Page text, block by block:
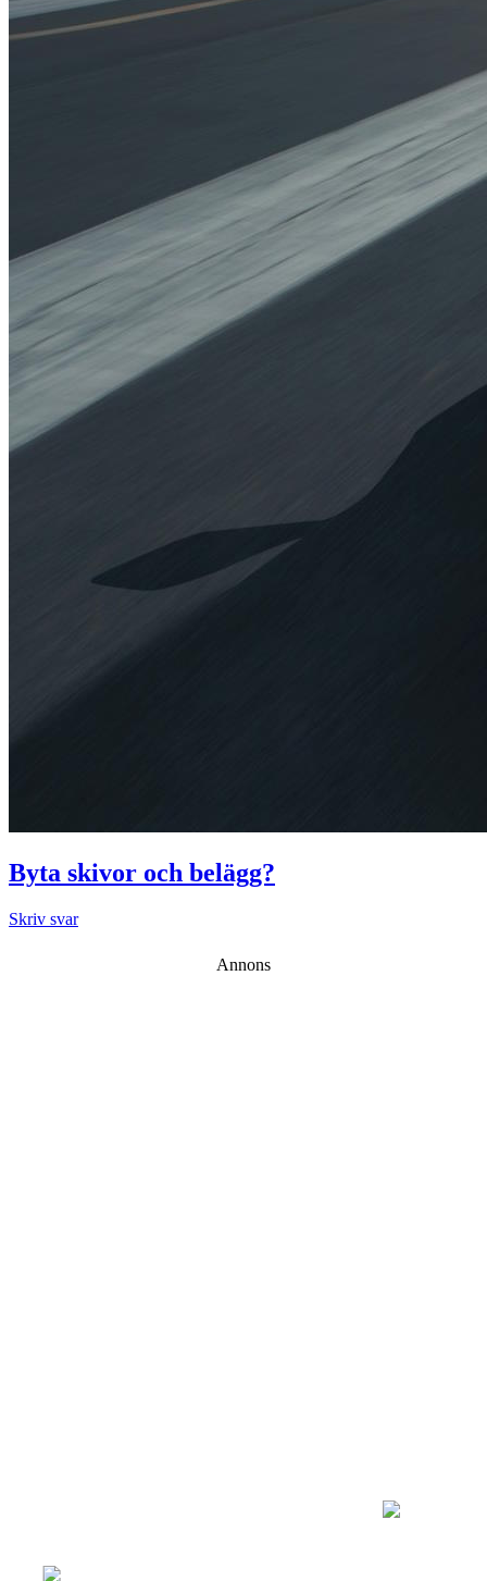
Byta skivor och belägg?
Skriv svar
Annons